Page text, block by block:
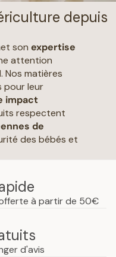
depuis
son expertise
attention
Nos matières
pour leur
impact
respectent
de
des bébés et
à partir de 50€
d'avis